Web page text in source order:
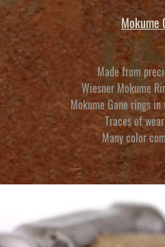
Mokume
Made from
Wiesner Mokume
Mokume Gane ringsin
Traces of wear
Many color